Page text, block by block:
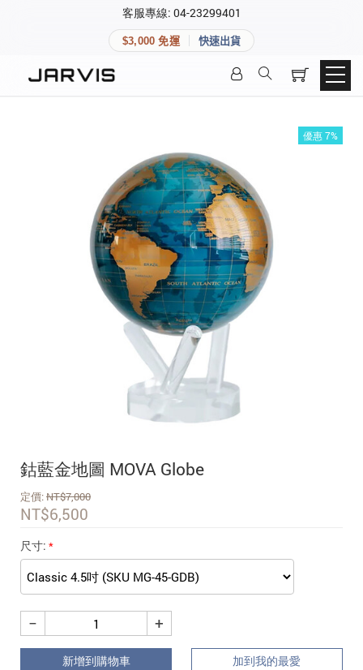
客服專線: 04-23299401
$3,000 免運 快速出貨
優惠 7%
鈷藍金地圖 MOVA Globe
定價:NT$7,000
NT$6,500
尺寸:
+
−
新增到購物車 加到我的最愛
快速連結
登入後可查看訂單、會員資料與收藏清單。
登入會員
建立新帳號
加入 JARVIS VIP